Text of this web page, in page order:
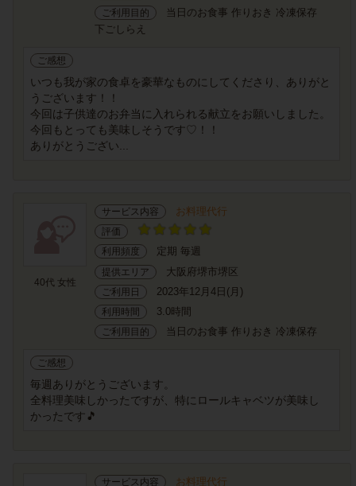
ご利用目的
当日のお食事 作りおき 冷凍保存
下ごしらえ
ご感想
いつも我が家の食卓を豪華なものにしてくださり、ありがと
うございます！！
今回は子供達のお弁当に入れられる献立をお願いしました。
今回もとっても美味しそうです♡！！
ありがとうござい...
40代 女性
サービス内容 お料理代行
評価
利用頻度
定期 毎週
提供エリア 大阪府堺市堺区
ご利用日 2023年12月4日(月)
利用時間 3.0時間
ご利用目的 当日のお食事 作りおき 冷凍保存
ご感想
毎週ありがとうございます。
全料理美味しかったですが、特にロールキャベツが美味し
かったです🎵
サービス内容 お料理代行